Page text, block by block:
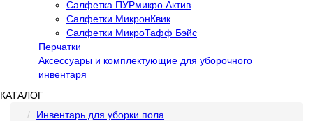
Салфетка ПУРмикро Актив
Салфетки МикронКвик
Салфетки МикроТафф Бэйс
Перчатки
Аксессуары и комплектующие для уборочного
инвентаря
КАТАЛОГ
Инвентарь для уборки пола